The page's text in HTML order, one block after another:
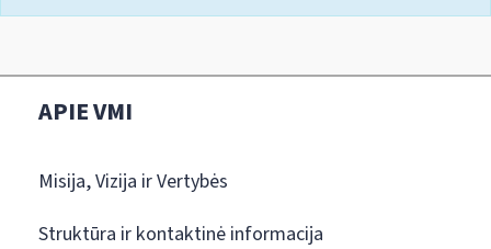
APIE VMI
Misija, Vizija ir Vertybės
Struktūra ir kontaktinė informacija